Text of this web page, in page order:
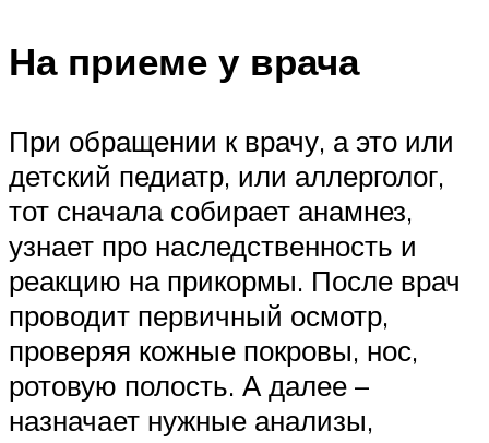
На приеме у врача
При обращении к врачу, а это или
детский педиатр, или аллерголог,
тот сначала собирает анамнез,
узнает про наследственность и
реакцию на прикормы. После врач
проводит первичный осмотр,
проверяя кожные покровы, нос,
ротовую полость. А далее –
назначает нужные анализы,